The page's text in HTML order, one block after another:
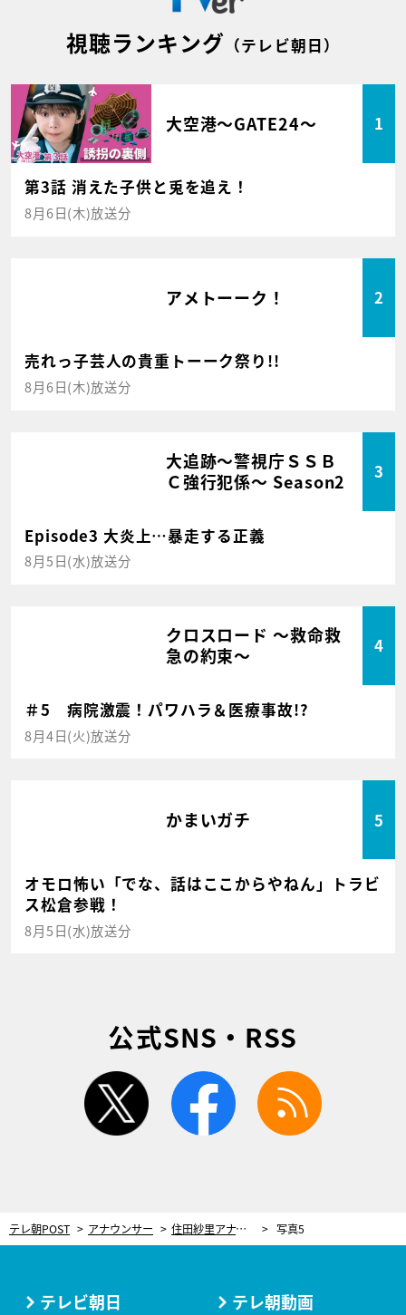
視聴ランキング （テレビ朝日）
大空港～GATE24～ 1
第3話 消えた子供と兎を追え！
8月6日(木)放送分
アメトーーク！ 2
売れっ子芸人の貴重トーーク祭り!!
8月6日(木)放送分
大追跡～警視庁ＳＳＢ
Ｃ強行犯係～ Season2
3
Episode3 大炎上…暴走する正義
8月5日(水)放送分
クロスロード ～救命救
急の約束～
4
＃5 病院激震！パワハラ＆医療事故!?
8月4日(火)放送分
かまいガチ 5
オモロ怖い「でな、話はここからやねん」トラビ
ス松倉参戦！
8月5日(水)放送分
公式SNS・RSS
twitter facebook
テレ朝POST アナウンサー 住田紗里アナ、いつかのビーチでまさかの展開！「写真を撮っていて、波打ち際に立っていたら…」 写真5
テレビ朝日 テレ朝動画